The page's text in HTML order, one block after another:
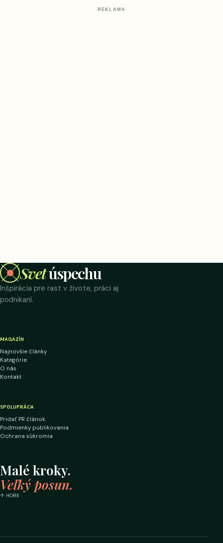
REKLAMA
Svetúspechu
Inšpirácia pre rast v živote, práci aj
podnikaní.
MAGAZÍN
Najnovšie články
Kategórie
O nás
Kontakt
SPOLUPRÁCA
Pridať PR článok
Podmienky publikovania
Ochrana súkromia
Malé kroky.
Veľký posun.
↑ HORE